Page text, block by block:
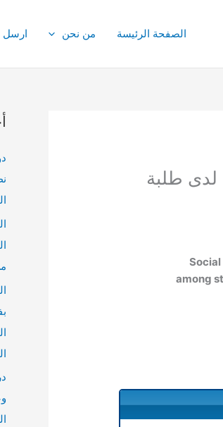
الصفحة الرئيسة من نحن ارسل
لدى طلبة
among